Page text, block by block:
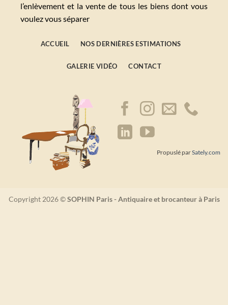
l’enlèvement et la vente de tous les biens dont vous
voulez vous séparer
ACCUEIL NOS DERNIÈRES ESTIMATIONS
GALERIE VIDÉO CONTACT
Propuslé parSately.com
Copyright 2026 ©SOPHIN Paris - Antiquaire et brocanteur à Paris